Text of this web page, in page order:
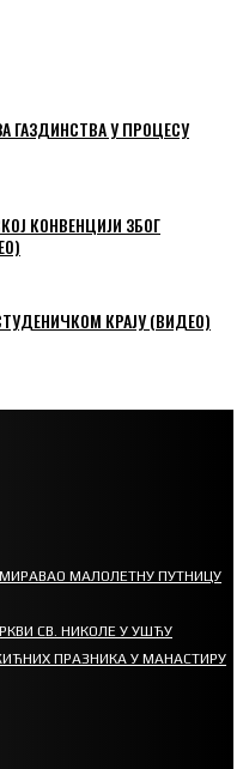
ГАЗДИНСТВА У ПРОЦЕСУ
КОНВЕНЦИЈИ ЗБОГ
КРАЈУ (ВИДЕО)
МАЛОЛЕТНУ ПУТНИЦУ
СВ. НИКОЛЕ У УШЋУ
ПРАЗНИКА У МАНАСТИРУ